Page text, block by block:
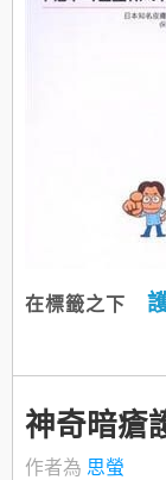
在標籤之下
神奇暗瘡
作者為 思螢